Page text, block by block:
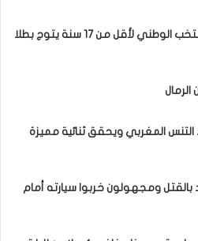
على عرش شمال إفريقيا: المنتخب الوطني لأقل من 17 سنة يتوج بطلا
المغربي ويحقق ثنائية مميزة
ومجهولون خربوا سيارته أمام